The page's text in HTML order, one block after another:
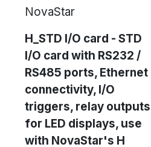
NovaStar
H_STD I/O card - STD
I/O card with RS232 /
RS485 ports, Ethernet
connectivity, I/O
triggers, relay outputs
for LED displays, use
with NovaStar's H